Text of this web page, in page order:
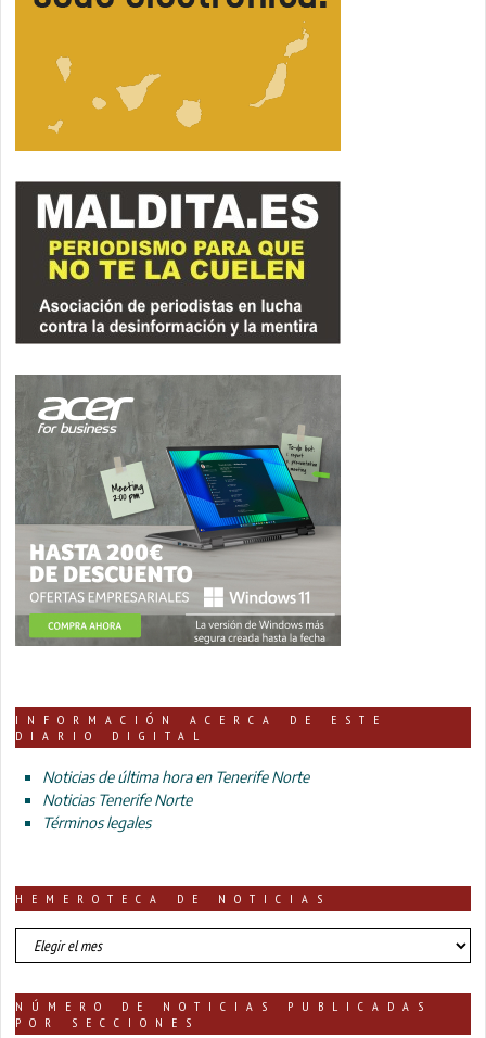
INFORMACIÓN ACERCA DE ESTE
DIARIO DIGITAL
Noticias de última hora en Tenerife Norte
Noticias Tenerife Norte
Términos legales
HEMEROTECA DE NOTICIAS
HEMEROTECA
DE
NÚMERO DE NOTICIAS PUBLICADAS
POR SECCIONES